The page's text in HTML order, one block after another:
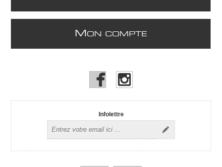
M ON COMPTE
Infolettre